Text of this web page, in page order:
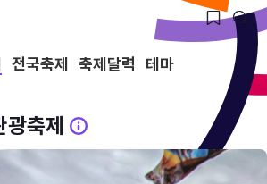
전국축제 축제달력 테마
축제